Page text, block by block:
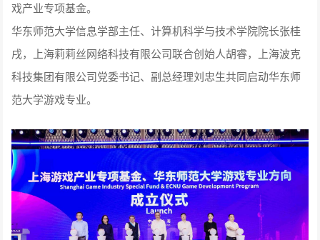
戏产业专项基金。
华东师范大学信息学部主任、计算机科学与技术学院院长张桂
戌，上海莉莉丝网络科技有限公司联合创始人胡睿，上海波克
科技集团有限公司党委书记、副总经理刘忠生共同启动华东师
范大学游戏专业。